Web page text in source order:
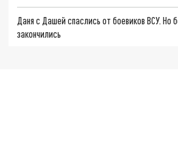
Даня с Дашей спаслись от боевиков ВСУ.
закончились